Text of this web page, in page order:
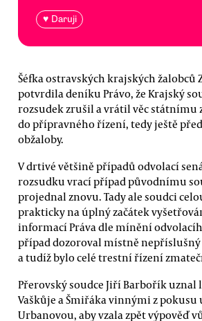
♥ Daruji
Šéfka ostravských krajských žalobců
potvrdila deníku Právo, že Krajský
rozsudek zrušil a vrátil věc státnímu
do přípravného řízení, tedy ještě
obžaloby.
V drtivé většině případů odvolací
rozsudku vrací případ původnímu
projednal znovu. Tady ale soudci
prakticky na úplný začátek
informací Práva dle mínění
případ dozoroval místně nepříslušný
a tudíž bylo celé trestní řízení
Přerovský soudce Jiří Barbořík uznal
Vaškůje a Šmiřáka vinnými z
Urbanovou, aby vzala zpět výpověď